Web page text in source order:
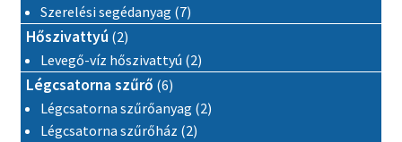
Szerelési segédanyag 77 termék
Hőszivattyú 22 termék
Levegő-víz hőszivattyú 22 termék
Légcsatorna szűrő 66 termék
Légcsatorna szűrőanyag 22 termék
Légcsatorna szűrőház 22 termék